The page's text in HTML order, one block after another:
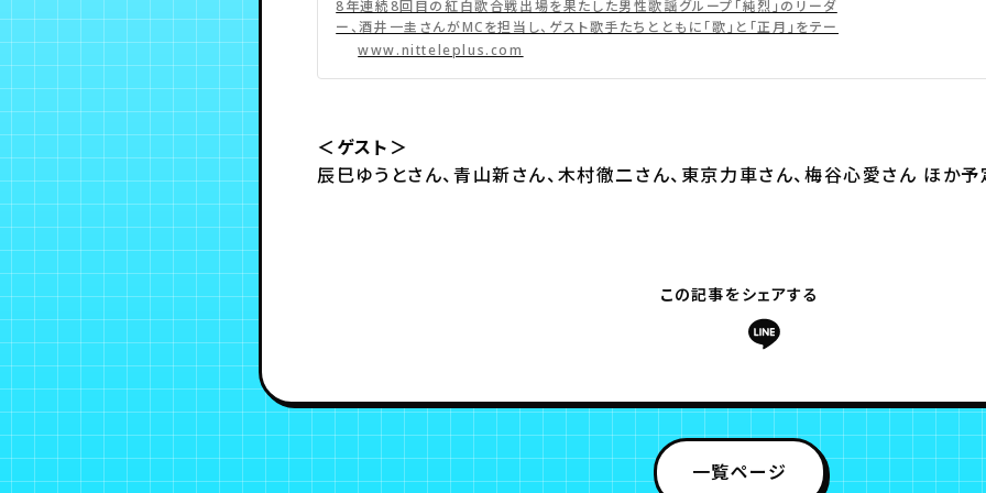
8年連続8回目の紅白歌合戦出場を果たした男性歌謡グループ「純烈」のリーダ
ー、酒井一圭さんがMCを担当し、ゲスト歌手たちとともに「歌」と「正月」をテー
マに生放送。 ゲストには、若手の人気・実力のある歌謡歌手たちが勢ぞろい。辰
www.nitteleplus.com
＜ゲスト＞
辰巳ゆうとさん、青山新さん、木村徹二さん、東京力車さん、梅谷心愛さん ほか
この記事をシェアする
一覧ページ